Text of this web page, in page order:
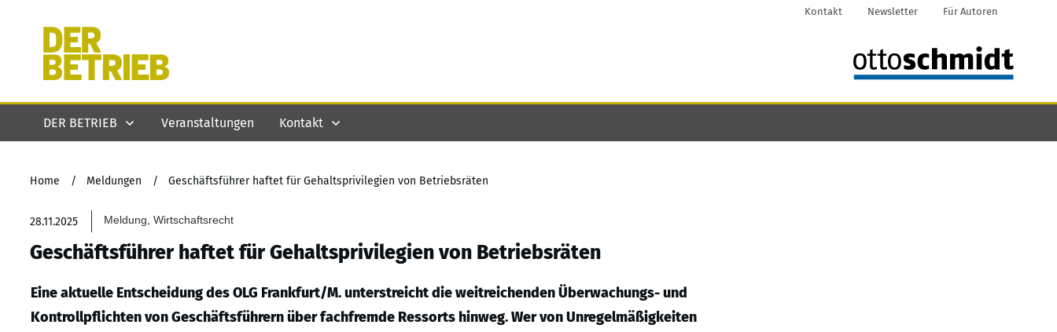
Kontakt Newsletter Für Autoren
DER BETRIEB Veranstaltungen Kontakt
Home / Meldungen / Geschäftsführer haftet für Gehaltsprivilegien von Betriebsräten
28.11.2025 Meldung, Wirtschaftsrecht
Geschäftsführer haftet für Gehaltsprivilegien von Betriebsräten
Eine aktuelle Entscheidung des OLG Frankfurt/M. unterstreicht die weitreichenden Überwachungs- und
Kontrollpflichten von Geschäftsführern über fachfremde Ressorts hinweg. Wer von Unregelmäßigkeiten